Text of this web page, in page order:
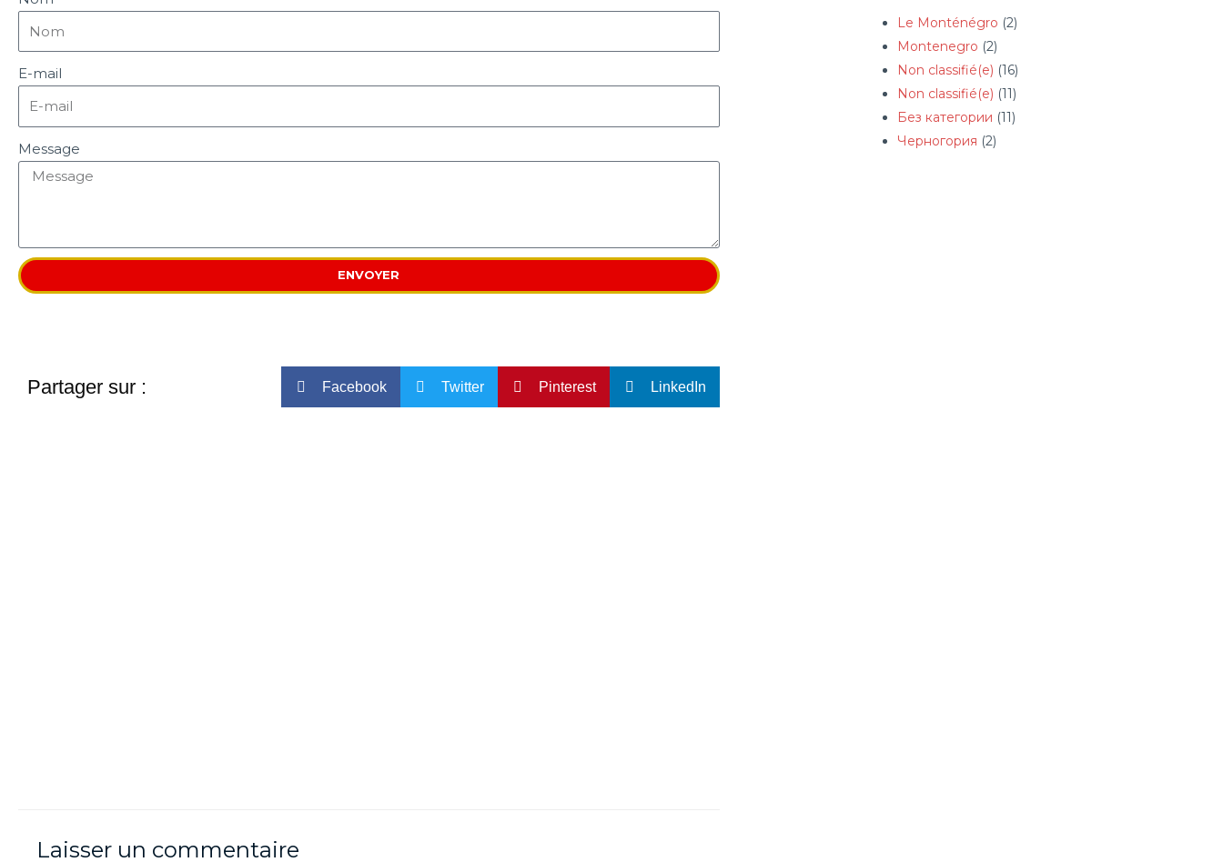
E-mail
Message
ENVOYER
Partager sur : Facebook Twitter Pinterest LinkedIn
Laisser un commentaire
Le Monténégro (2)
Montenegro (2)
Non classifié(e) (16)
Non classifié(e) (11)
Без категории (11)
Черногория (2)